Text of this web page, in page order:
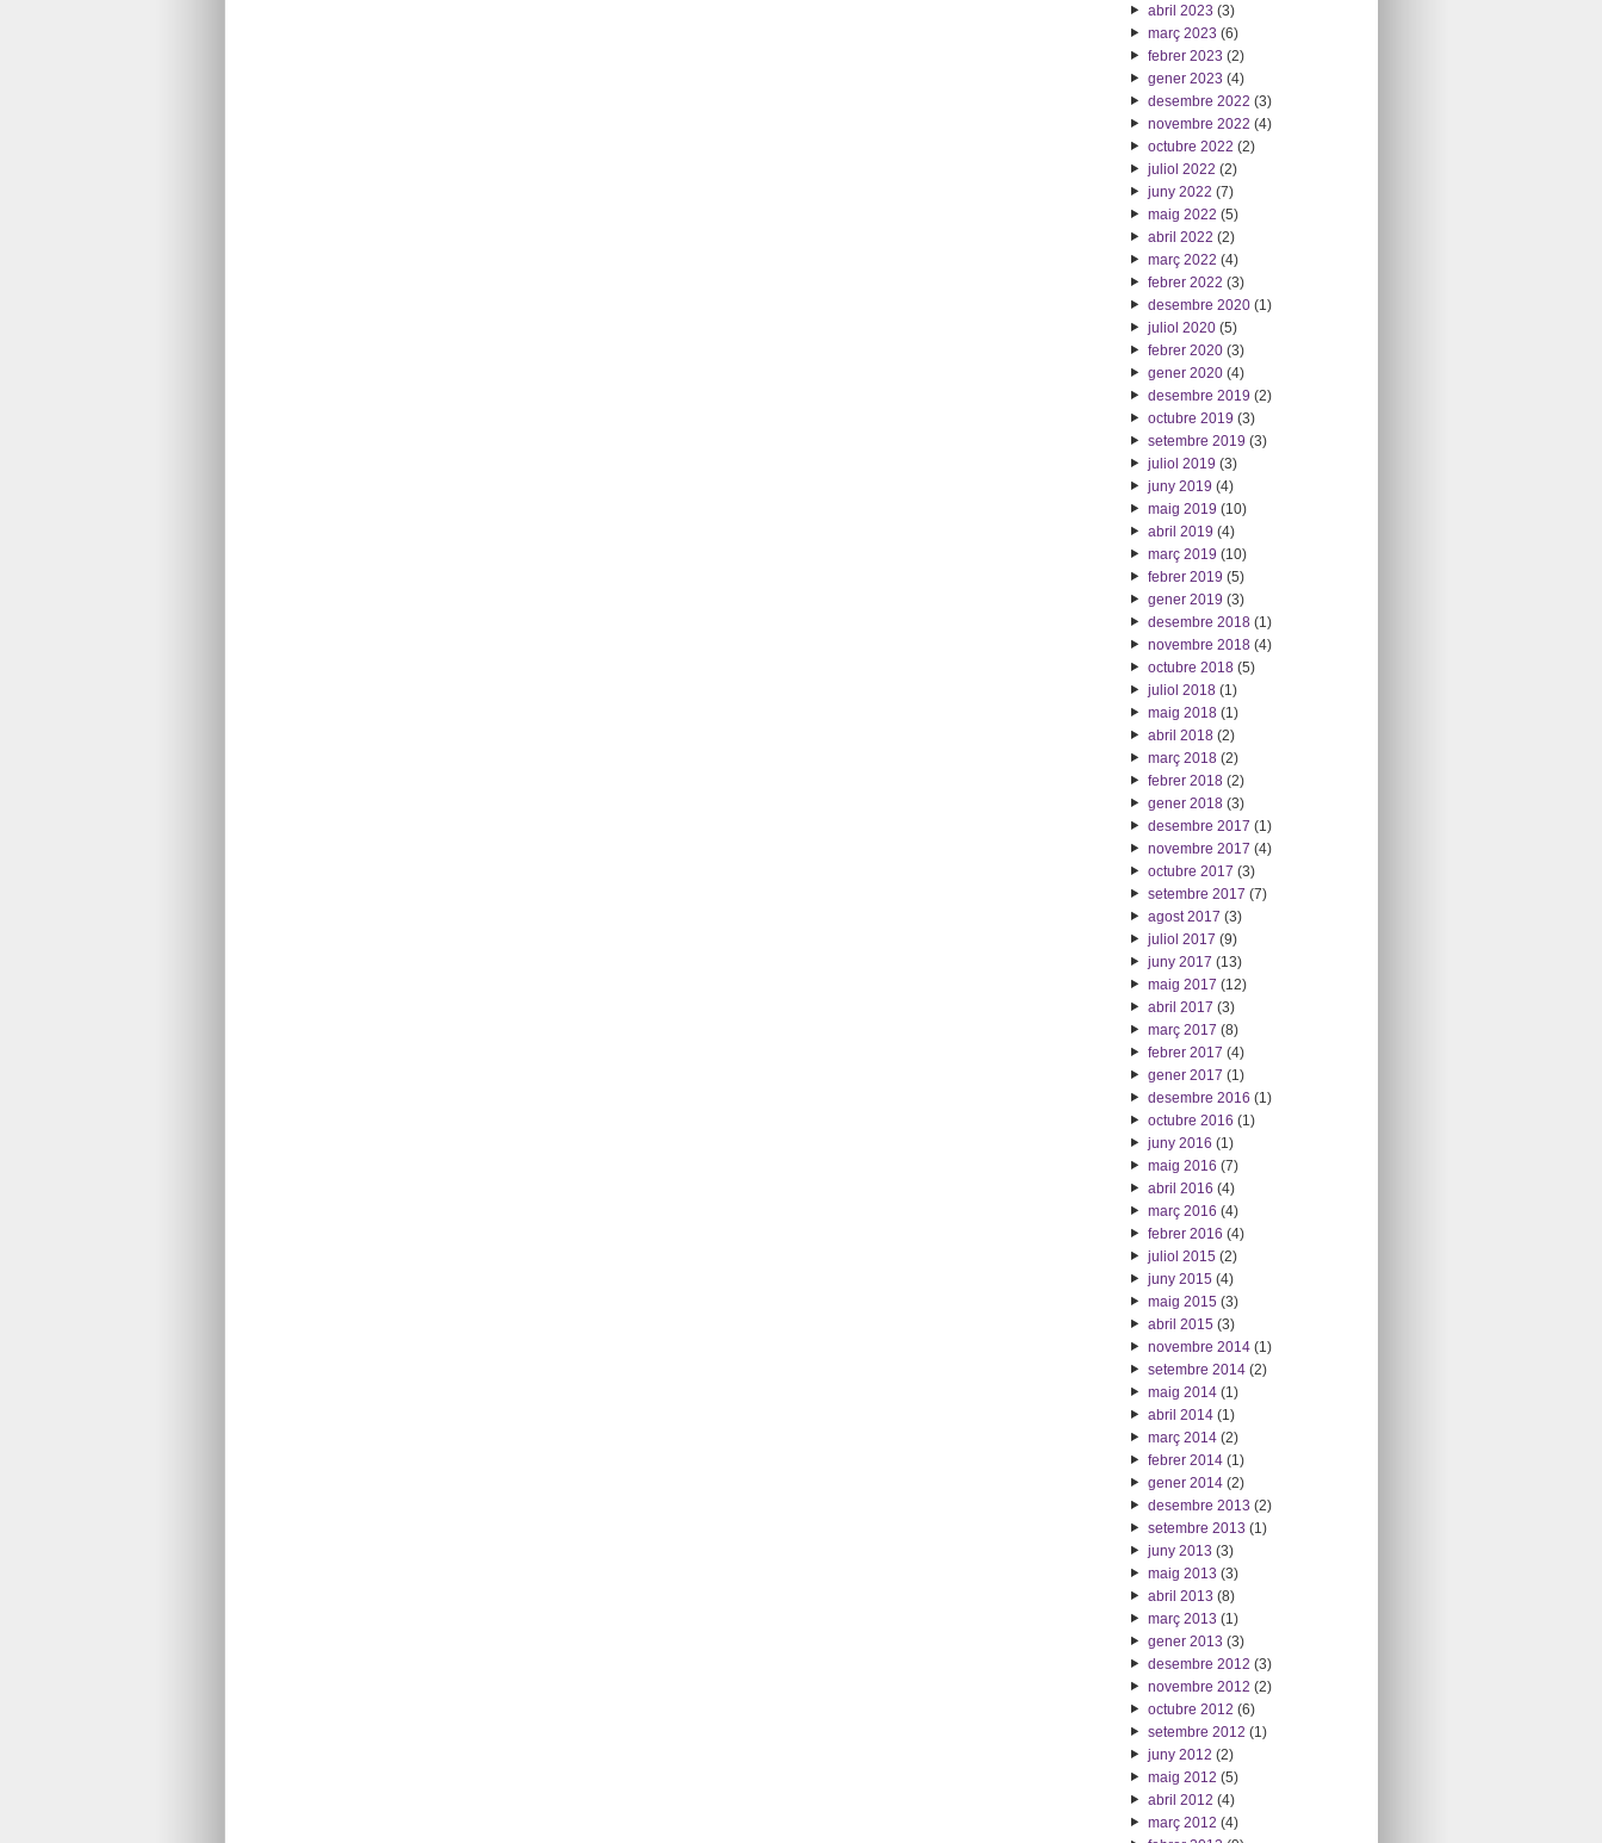
abril 2023 (3)
març 2023 (6)
febrer 2023 (2)
gener 2023 (4)
desembre 2022 (3)
novembre 2022 (4)
octubre 2022 (2)
juliol 2022 (2)
juny 2022 (7)
maig 2022 (5)
abril 2022 (2)
març 2022 (4)
febrer 2022 (3)
desembre 2020(1)
juliol 2020(5)
febrer 2020(3)
gener 2020(4)
desembre 2019 (2)
octubre 2019 (3)
setembre 2019 (3)
juliol 2019 (3)
juny 2019 (4)
maig 2019 (10)
abril 2019 (4)
març 2019 (10)
febrer 2019 (5)
gener 2019 (3)
desembre 2018(1)
novembre 2018(4)
octubre 2018(5)
juliol 2018(1)
maig 2018(1)
abril 2018(2)
març 2018(2)
febrer 2018(2)
gener 2018(3)
desembre 2017 (1)
novembre 2017 (4)
octubre 2017 (3)
setembre 2017 (7)
agost 2017 (3)
juliol 2017 (9)
juny 2017 (13)
maig 2017 (12)
abril 2017 (3)
març 2017 (8)
febrer 2017 (4)
gener 2017 (1)
desembre 2016 (1)
octubre 2016 (1)
juny 2016 (1)
maig 2016 (7)
abril 2016 (4)
març 2016 (4)
febrer 2016 (4)
juliol 2015 (2)
juny 2015 (4)
maig 2015 (3)
abril 2015 (3)
novembre 2014(1)
setembre 2014(2)
maig 2014(1)
abril 2014(1)
març 2014(2)
febrer 2014(1)
gener 2014(2)
desembre 2013 (2)
setembre 2013 (1)
juny 2013 (3)
maig 2013 (3)
abril 2013 (8)
març 2013 (1)
gener 2013 (3)
desembre 2012 (3)
novembre 2012 (2)
octubre 2012 (6)
setembre 2012 (1)
juny 2012 (2)
maig 2012 (5)
abril 2012 (4)
març 2012 (4)